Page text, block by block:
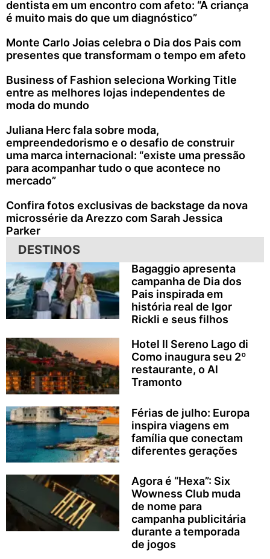
dentista em um encontro com afeto: “A criança
é muito mais do que um diagnóstico”
Monte Carlo Joias celebra o Dia dos Pais com
presentes que transformam o tempo em afeto
Business of Fashion seleciona Working Title
entre as melhores lojas independentes de
moda do mundo
Juliana Herc fala sobre moda,
empreendedorismo e o desafio de construir
uma marca internacional: “existe uma pressão
para acompanhar tudo o que acontece no
mercado”
Confira fotos exclusivas de backstage da nova
microssérie da Arezzo com Sarah Jessica
Parker
DESTINOS
Bagaggio apresenta
campanha de Dia dos
Pais inspirada em
história real de Igor
Rickli e seus filhos
Hotel Il Sereno Lago di
Como inaugura seu 2º
restaurante, o Al
Tramonto
Férias de julho: Europa
inspira viagens em
família que conectam
diferentes gerações
Agora é “Hexa”: Six
Wowness Club muda
de nome para
campanha publicitária
durante a temporada
de jogos